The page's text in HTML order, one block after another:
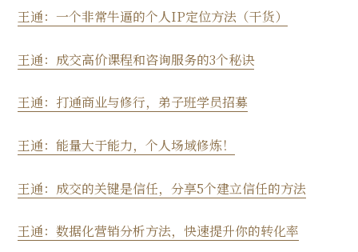
王通：一个非常牛逼的个人IP定位方法（干货）
王通：成交高价课程和咨询服务的3个秘诀
王通：打通商业与修行，弟子班学员招募
王通：能量大于能力，个人场域修炼！
王通：成交的关键是信任，分享5个建立信任的方法
王通：数据化营销分析方法，快速提升你的转化率